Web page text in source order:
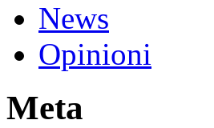
News
Opinioni
Meta